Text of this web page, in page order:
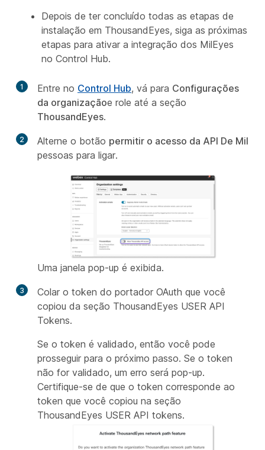
Depois de ter concluído todas as etapas de
instalação em ThousandEyes, siga as próximas
etapas para ativar a integração dos MilEyes
no Control Hub.
1 Entre no Control Hub, vá para Configurações
da organizaçãoe role até a seção
ThousandEyes.
2 Alterne o botão permitir o acesso da API De Mil
pessoas para ligar.
Uma janela pop-up é exibida.
3
Colar o token do portador OAuth que você
copiou da seção ThousandEyes USER API
Tokens.
Se o token é validado, então você pode
prosseguir para o próximo passo. Se o token
não for validado, um erro será pop-up.
Certifique-se de que o token corresponde ao
token que você copiou na seção
ThousandEyes USER API tokens.